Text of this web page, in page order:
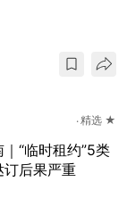
精选 ★
“临时租约”5类
后果严重